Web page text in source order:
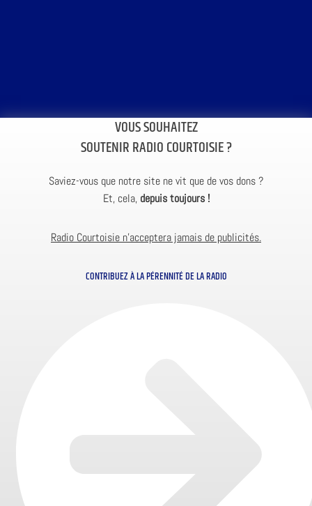
VOUS SOUHAITEZ
SOUTENIR RADIO COURTOISIE ?
Saviez-vous que notre site ne vit que de vos dons ?
Et, cela, depuis toujours !
Radio Courtoisie n’acceptera jamais de publicités.
CONTRIBUEZ À LA PÉRENNITÉ DE LA RADIO